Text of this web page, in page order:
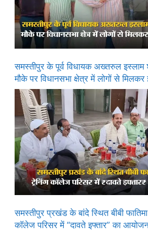
समस्तीपुर के पूर्व विधायक अख्तरुल इस्लाम
मौके पर विधानसभा क्षेत्र में लोगों से मिलकर
समस्तीपुर प्रखंड के बांदे स्थित बीबी
कॉलेज परिसर में “दावते इफ्तार” का